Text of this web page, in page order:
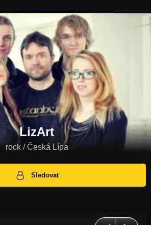
LizArt
rock / Česká Lípa
Sledovat